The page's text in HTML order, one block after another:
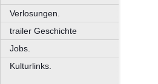
Verlosungen.
trailer Geschichte
Jobs.
Kulturlinks.